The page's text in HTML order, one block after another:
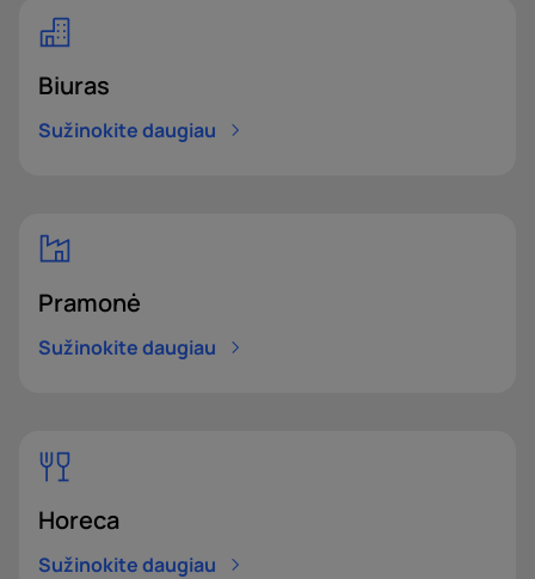
Biuras
Sužinokite daugiau
Pramonė
Sužinokite daugiau
Horeca
Sužinokite daugiau